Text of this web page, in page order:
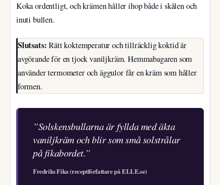
Koka ordentligt, och krämen håller ihop både i skålen och
inuti bullen.
Slutsats: Rätt koktemperatur och tillräcklig koktid är
avgörande för en tjock vaniljkräm. Hemmabagaren som
använder termometer och äggulor får en kräm som håller
formen.
”Solskensbullarna är fyllda med äkta
vaniljkräm och blir som små solstrålar
på fikabordet.”
Fredriks Fika (receptförfattare på ELLE.se)